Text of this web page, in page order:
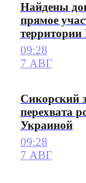
Найдены
прямое
09:28
7 АВГ
Сикорский
перехвата
Украиной
09:28
7 АВГ